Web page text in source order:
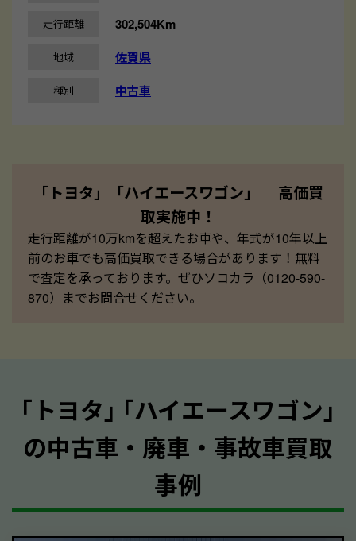
走行距離 302,504Km
地域 佐賀県
種別 中古車
「トヨタ」「ハイエースワゴン」 高価買
取実施中！
走行距離が10万kmを超えたお車や、年式が10年以上
前のお車でも高価買取できる場合があります！無料
で査定を承っております。ぜひソコカラ（0120-590-
870）までお問合せください。
｢トヨタ｣ ｢ハイエースワゴン｣
の中古車・廃車・事故車買取
事例